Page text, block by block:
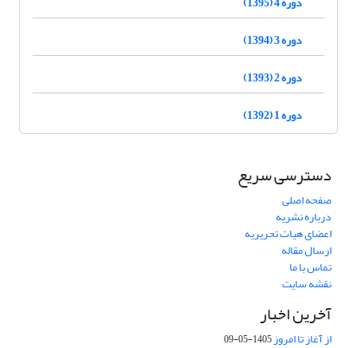
دوره 3 (1394)
دوره 2 (1393)
دوره 1 (1392)
دسترسی سریع
صفحه اصلی
درباره نشریه
اعضای هیات تحریریه
ارسال مقاله
تماس با ما
نقشه سایت
آخرین اخبار
از آغاز تا امروز1405-05-09